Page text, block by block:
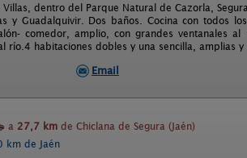
dentro del Parque Natural de Cazorla,
y Guadalquivir. Dos baños. Cocina con todos
comedor, amplio, con grandes ventanales al
habitaciones dobles y una sencilla, amplias y
Email
a 27,7 km de Chiclana de Segura (Jaén)
km de Jaén